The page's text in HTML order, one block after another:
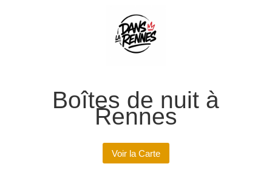
Boîtes de nuit à
Rennes
Voir la Carte